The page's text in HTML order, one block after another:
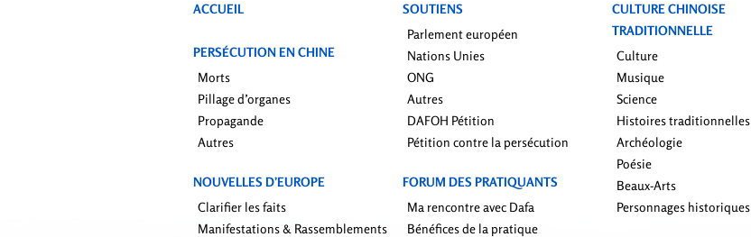
ACCUEIL
PERSÉCUTION EN CHINE
Morts
Pillage d’organes
Propagande
Autres
NOUVELLES D’EUROPE
Clarifier les faits
Manifestations & Rassemblements
SOUTIENS
Parlement européen
Nations Unies
ONG
Autres
DAFOH Pétition
Pétition contre la persécution
FORUM DES PRATIQUANTS
Ma rencontre avec Dafa
Bénéfices de la pratique
CULTURE CHINOISE
TRADITIONNELLE
Culture
Musique
Science
Histoires traditionnelles
Archéologie
Poésie
Beaux-Arts
Personnages historiques